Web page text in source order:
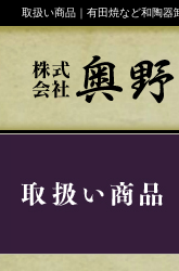
取扱い商品｜有田焼など和陶器